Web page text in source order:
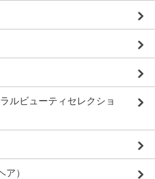
ルビューティセレクショ
）